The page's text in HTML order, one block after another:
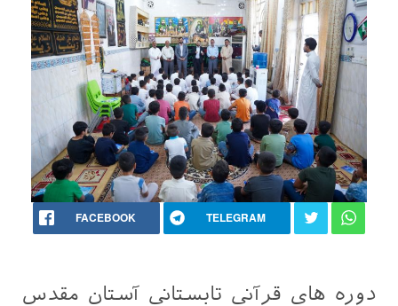
FACEBOOK TELEGRAM
دوره های قرآنی تابستانی آستان مقدس